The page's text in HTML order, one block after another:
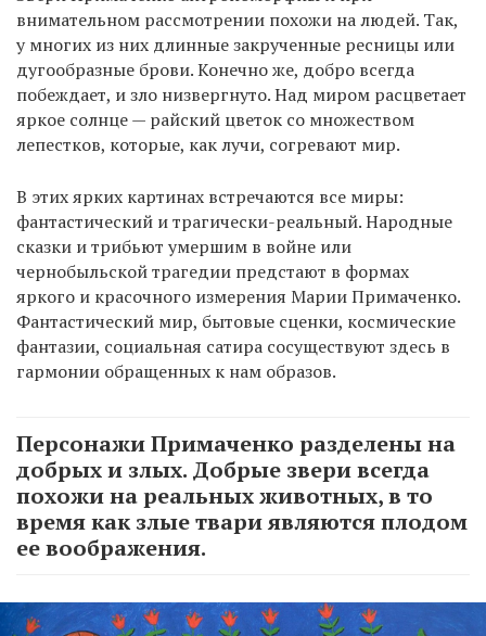
внимательном рассмотрении похожи на людей. Так,
у многих из них длинные закрученные ресницы или
дугообразные брови. Конечно же, добро всегда
побеждает, и зло низвергнуто. Над миром расцветает
яркое солнце — райский цветок со множеством
лепестков, которые, как лучи, согревают мир.
В этих ярких картинах встречаются все миры:
фантастический и трагически-реальный. Народные
сказки и трибьют умершим в войне или
чернобыльской трагедии предстают в формах
яркого и красочного измерения Марии Примаченко.
Фантастический мир, бытовые сценки, космические
фантазии, социальная сатира сосуществуют здесь в
гармонии обращенных к нам образов.
Персонажи Примаченко разделены на
добрых и злых. Добрые звери всегда
похожи на реальных животных, в то
время как злые твари являются плодом
ее воображения.